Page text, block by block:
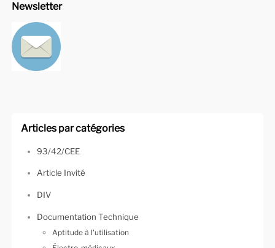
Newsletter
Articles par catégories
93/42/CEE
Article Invité
DIV
Documentation Technique
Aptitude à l'utilisation